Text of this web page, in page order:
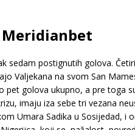
Meridianbet
sedam postignutih golova.
Valjekana na svom San
pet golova ukupno, a pre toga
imaju iza sebe tri vezana
Umara Sadika u Sosijedad, i